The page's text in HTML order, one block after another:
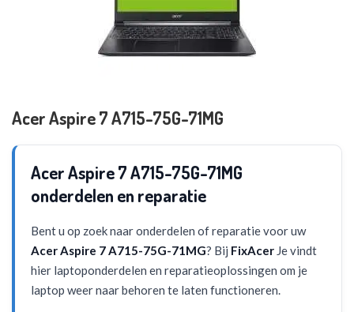
Acer Aspire 7 A715-75G-71MG
Acer Aspire 7 A715-75G-71MG
onderdelen en reparatie
Bent u op zoek naar onderdelen of reparatie voor uw
Acer Aspire 7 A715-75G-71MG? Bij FixAcer Je vindt
hier laptoponderdelen en reparatieoplossingen om je
laptop weer naar behoren te laten functioneren.